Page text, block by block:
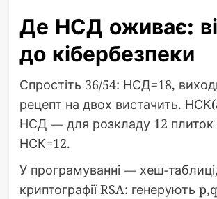
Де НСД оживає:
до кібербезпеки
Спростіть 36/54: НСД=18,
рецепт на двох вистачить.
НСД — для розкладу 12 плиток
НСК=12.
У програмуванні — хеш-
криптографії RSA: генерують